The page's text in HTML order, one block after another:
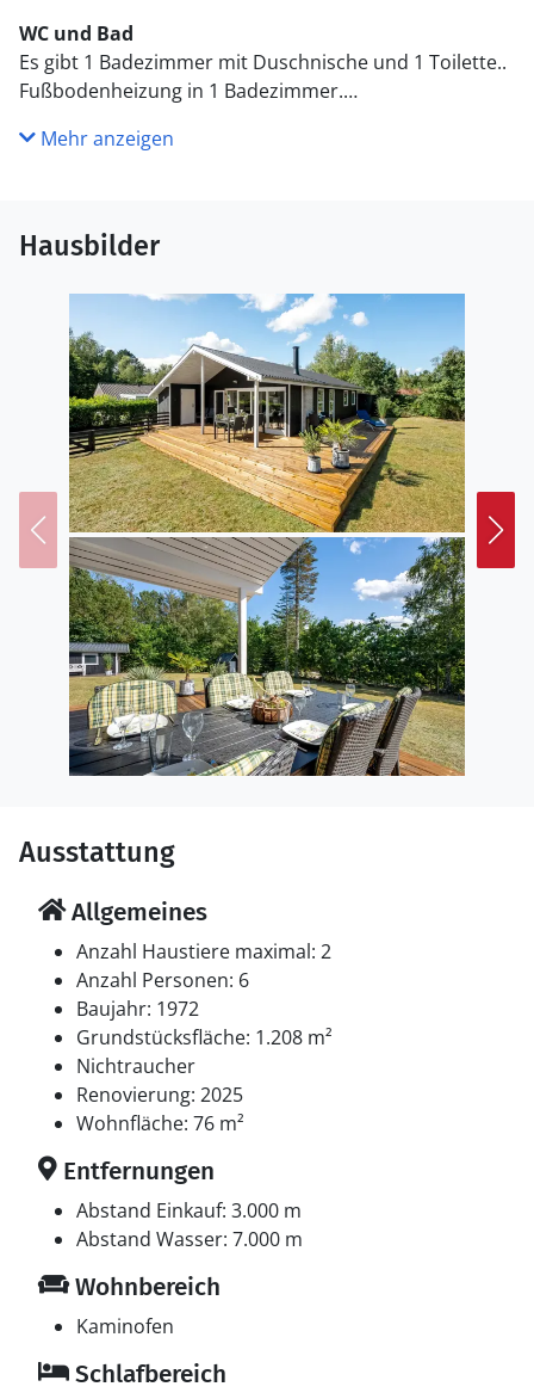
WC und Bad
Es gibt 1 Badezimmer mit Duschnische und 1 Toilette..
Fußbodenheizung in 1 Badezimmer.
Draußen
Entfernung zum Meer beträgt 7000 m. Die nächste
Einkaufsmöglichkeit liegt 3000 m entfernt. Es steht ein
offenes Terrassenareal zur Verfügung. Außerdem gibt
es überdachte Terrasse. Sandkasten.
Kinderspielhaus.Lagerfeuerstelle. Es steht ein Grill zur
Verfügung. Es ist ein Typ 2-Ladestecker für
Elektroautos installiert (Ladekabel ist mitzubringen).
Parkplatz auf dem Grundstück.
Einrichtung
Das Ferienhaus eignet sich für 6 Personen. Die
Ferienunterkunft hat eine Wohnfläche von 76 m² und
wurde 1972 gebaut. 2025 wurde die Ferienunterkunft
renoviert. Es ist erlaubt 2 Haustiere mitzubringen. Die
Ferienunterkunft ist mit energiefreundlicher Luft-Luft-
Wärmepumpe ausgestattet. Die Ferienunterkunft ist
mit Waschmaschine ausgestattet. Tiefkühlmöglichkeit
mit 90 Liter Nutzinhalt. Es gibt außerdem einen
Kaminofen. Für die jüngsten Feriengäste ist 1
Kinderhochstuhl vorhanden.
Schlafverhältnisse
Die Schlafplätze verteilen sich auf 3 Schlafräume. 6
Schlafplätze in Doppelbetten.
Multimedien
1 Smart-TV.1 Chromecast. Mindestens 4 deutsche
Fernsehsender. Mindestens 4 englische
Fernsehsender. Es steht kabellose Internetverbindung
zur Verfügung.
Mehr anzeigen
Hausbilder
Ausstattung
Allgemeines
Anzahl Haustiere maximal: 2
Anzahl Personen: 6
Baujahr: 1972
Grundstücksfläche: 1.208 m²
Nichtraucher
Renovierung: 2025
Wohnfläche: 76 m²
Entfernungen
Abstand Einkauf: 3.000 m
Abstand Wasser: 7.000 m
Wohnbereich
Kaminofen
Schlafbereich